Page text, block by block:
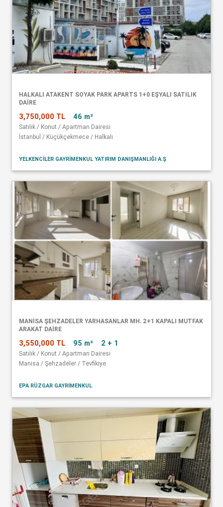
HALKALI ATAKENT SOYAK PARK APARTS 1+0 EŞYALI SATILIK
DAİRE
3,750,000 TL 46 m²
Satılık / Konut / Apartman Dairesi
İstanbul / Küçükçekmece / Halkalı
YELKENCİLER GAYRİMENKUL YATIRIM DANIŞMANLIĞI A.Ş
MANISA ŞEHZADELER YARHASANLAR MH. 2+1 KAPALI MUTFAK
ARAKAT DAIRE
3,550,000 TL 95 m² 2 + 1
Satılık / Konut / Apartman Dairesi
Manisa / Şehzadeler / Tevfikiye
EPA RÜZGAR GAYRİMENKUL